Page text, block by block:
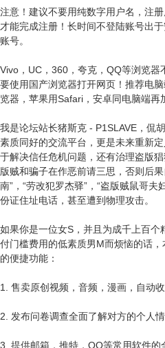
注意！建议不要用纯数字用户名，注
才能完成注册！长时间不登陆账号出
账号。
Vivo，UC，360，夸克，QQ等浏览器
要使用国产浏览器打开网页！推荐电
览器，苹果用Safari，安卓同电脑端再
我是论坛站长猪斯克 - P1SLAVE，侃
素质同好的交流平台，更是未来重新
于解决信任危机问题，还有治理盗版
版贼和骗子在作恶前请三思，否则后
南”，“劳改犯罗杰驿”，“盗版贼鼠哥夫
份证住址电话，甚至遭到物理攻击。
如果你是一位女S，并且为成千上百
付门槛费用的低素质男M而烦恼的话
的便捷功能：
1. 售卖原创视频，音频，漫画，自动
2. 发布问卷调查全面了解对方的个人
3. 提供邮箱，推特，QQ等常用软件的